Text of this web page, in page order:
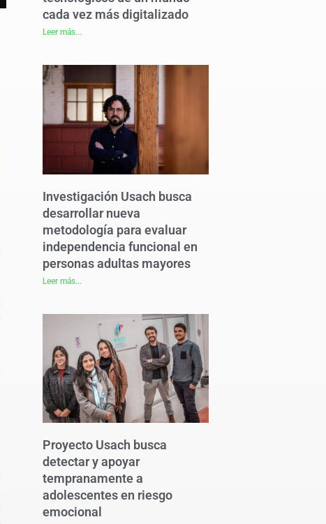
cada vez más digitalizado
Leer más...
Investigación Usach busca
desarrollar nueva
metodología para evaluar
independencia funcional en
personas adultas mayores
Leer más...
Proyecto Usach busca
detectar y apoyar
tempranamente a
adolescentes en riesgo
emocional